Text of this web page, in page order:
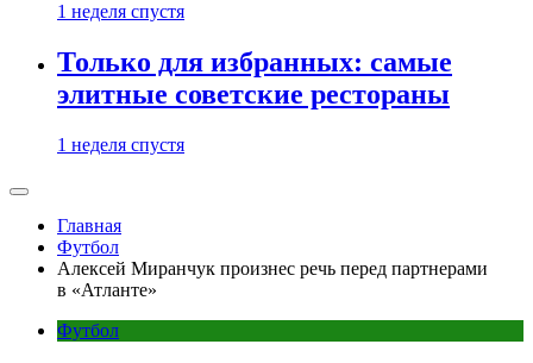
1 неделя спустя
Только для избранных: самые
элитные советские рестораны
1 неделя спустя
Главная
Футбол
Алексей Миранчук произнес речь перед партнерами
в «Атланте»
Футбол